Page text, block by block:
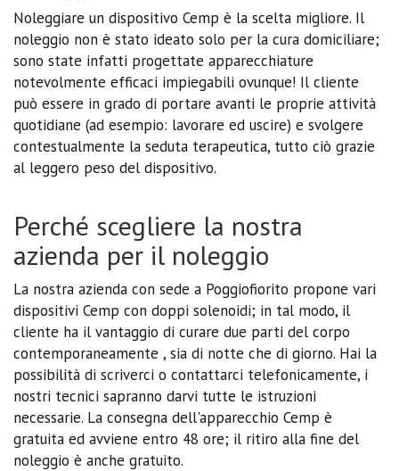
Noleggiare un dispositivo Cemp è la scelta migliore. Il
noleggio non è stato ideato solo per la cura domiciliare;
sono state infatti progettate apparecchiature
notevolmente efficaci impiegabili ovunque! Il cliente
può essere in grado di portare avanti le proprie attività
quotidiane (ad esempio: lavorare ed uscire) e svolgere
contestualmente la seduta terapeutica, tutto ciò grazie
al leggero peso del dispositivo.
Perché scegliere la nostra
azienda per il noleggio
La nostra azienda con sede a Poggiofiorito propone vari
dispositivi Cemp con doppi solenoidi; in tal modo, il
cliente ha il vantaggio di curare due parti del corpo
contemporaneamente , sia di notte che di giorno. Hai la
possibilità di scriverci o contattarci telefonicamente, i
nostri tecnici sapranno darvi tutte le istruzioni
necessarie. La consegna dell'apparecchio Cemp è
gratuita ed avviene entro 48 ore; il ritiro alla fine del
noleggio è anche gratuito.